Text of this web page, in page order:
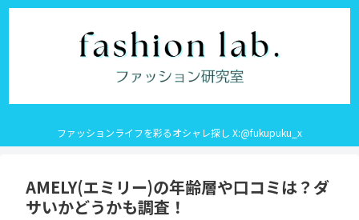
ファッションライフを彩るオシャレ探し X:@fukupuku_x
AMELY(エミリー)の年齢層や口コミは？ダ
サいかどうかも調査！